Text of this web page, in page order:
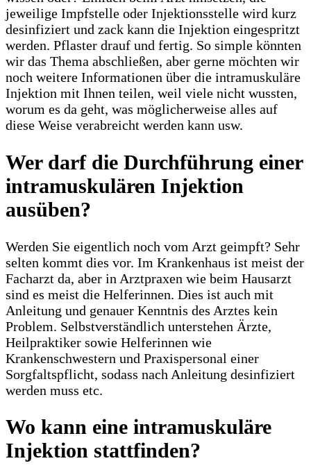
jeweilige Impfstelle oder Injektionsstelle wird kurz
desinfiziert und zack kann die Injektion eingespritzt
werden. Pflaster drauf und fertig. So simple könnten
wir das Thema abschließen, aber gerne möchten wir
noch weitere Informationen über die intramuskuläre
Injektion mit Ihnen teilen, weil viele nicht wussten,
worum es da geht, was möglicherweise alles auf
diese Weise verabreicht werden kann usw.
Wer darf die Durchführung einer
intramuskulären Injektion
ausüben?
Werden Sie eigentlich noch vom Arzt geimpft? Sehr
selten kommt dies vor. Im Krankenhaus ist meist der
Facharzt da, aber in Arztpraxen wie beim Hausarzt
sind es meist die Helferinnen. Dies ist auch mit
Anleitung und genauer Kenntnis des Arztes kein
Problem. Selbstverständlich unterstehen Ärzte,
Heilpraktiker sowie Helferinnen wie
Krankenschwestern und Praxispersonal einer
Sorgfaltspflicht, sodass nach Anleitung desinfiziert
werden muss etc.
Wo kann eine intramuskuläre
Injektion stattfinden?